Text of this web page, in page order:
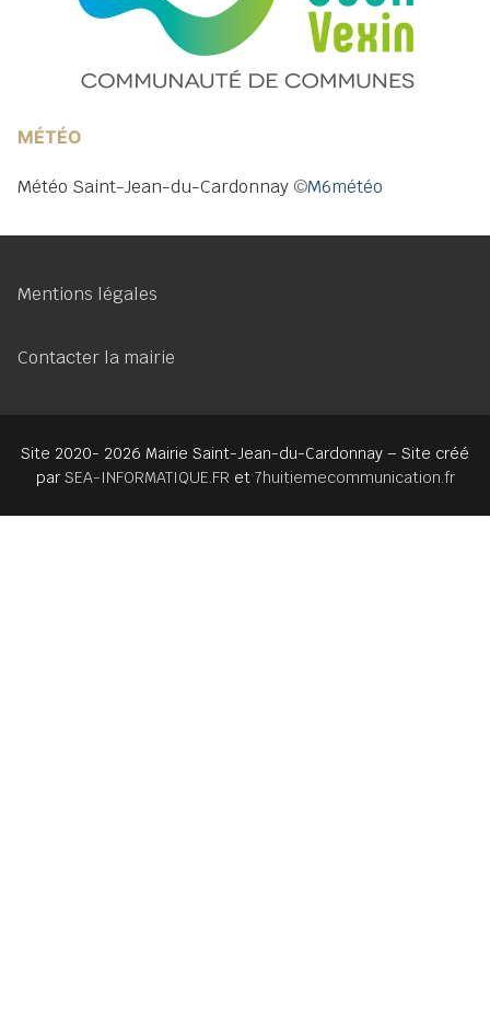
MÉTÉO
Météo Saint-Jean-du-Cardonnay ©M6météo
Mentions légales
Contacter la mairie
Site 2020- 2026 Mairie Saint-Jean-du-Cardonnay – Site créé
par SEA-INFORMATIQUE.FR et 7huitiemecommunication.fr